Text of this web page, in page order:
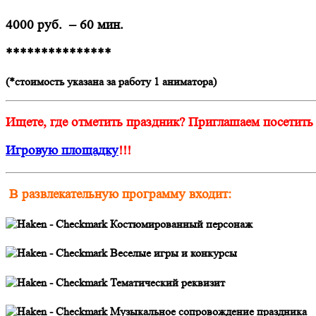
4000 руб. – 60 мин.
***************
(*стоимость указана за работу 1 аниматора)
Ищете, где отметить праздник? Приглашаем
Игровую площадку!!!
В развлекательную программу входит:
Костюмированный персонаж
Веселые игры и конкурсы
Тематический реквизит
Музыкальное сопровождение праздника